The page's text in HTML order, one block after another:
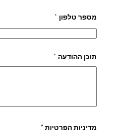
מספר טלפון *
תוכן ההודעה *
מדיניות הפרטיות *